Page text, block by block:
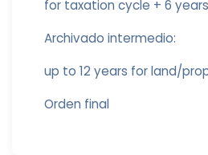
for taxation cycle + 6
Archivado intermedio:
up to 12 years for land/
Orden final